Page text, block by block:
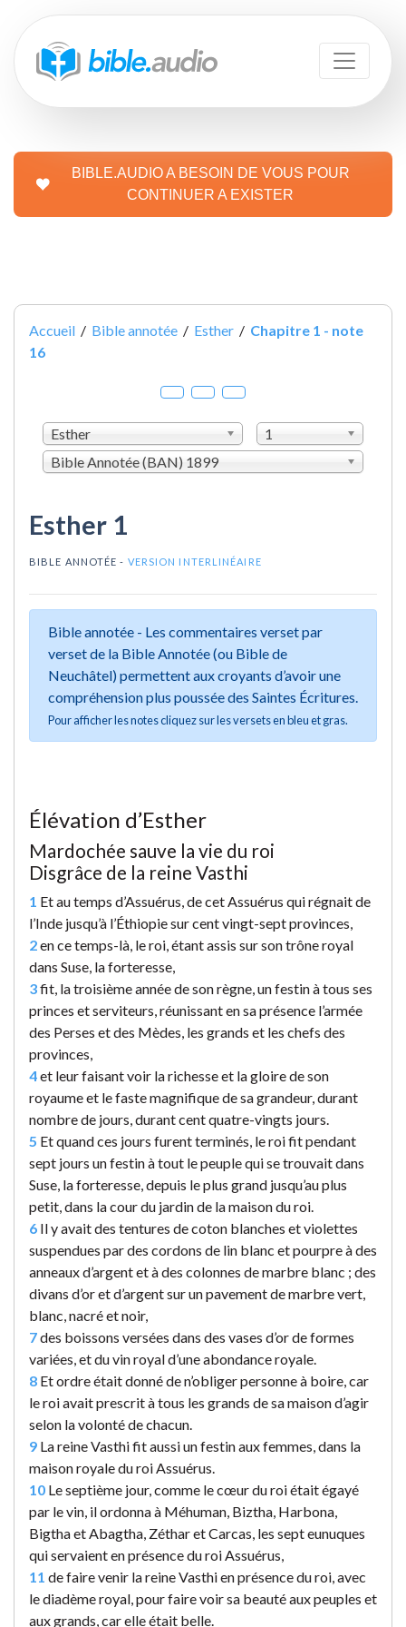
BIBLE.AUDIO A BESOIN DE VOUS POUR
CONTINUER A EXISTER
Accueil / Bible annotée / Esther / Chapitre 1 - note
16
Esther
1
Bible Annotée (BAN) 1899
Esther 1
BIBLE ANNOTÉE - VERSION INTERLINÉAIRE
Bible annotée - Les commentaires verset par
verset de la Bible Annotée (ou Bible de
Neuchâtel) permettent aux croyants d’avoir une
compréhension plus poussée des Saintes Écritures.
Pour afficher les notes cliquez sur les versets en bleu et gras.
Élévation d’Esther
Mardochée sauve la vie du roi
Disgrâce de la reine Vasthi
1 Et au temps d’Assuérus, de cet Assuérus qui régnait de
l’Inde jusqu’à l’Éthiopie sur cent vingt-sept provinces,
2en ce temps-là, le roi, étant assis sur son trône royal
dans Suse, la forteresse,
3fit, la troisième année de son règne, un festin à tous ses
princes et serviteurs, réunissant en sa présence l’armée
des Perses et des Mèdes, les grands et les chefs des
provinces,
4et leur faisant voir la richesse et la gloire de son
royaume et le faste magnifique de sa grandeur, durant
nombre de jours, durant cent quatre-vingts jours.
5 Et quand ces jours furent terminés, le roi fit pendant
sept jours un festin à tout le peuple qui se trouvait dans
Suse, la forteresse, depuis le plus grand jusqu’au plus
petit, dans la cour du jardin de la maison du roi.
6 Il y avait des tentures de coton blanches et violettes
suspendues par des cordons de lin blanc et pourpre à des
anneaux d’argent et à des colonnes de marbre blanc ; des
divans d’or et d’argent sur un pavement de marbre vert,
blanc, nacré et noir,
7des boissons versées dans des vases d’or de formes
variées, et du vin royal d’une abondance royale.
8 Et ordre était donné de n’obliger personne à boire, car
le roi avait prescrit à tous les grands de sa maison d’agir
selon la volonté de chacun.
9 La reine Vasthi fit aussi un festin aux femmes, dans la
maison royale du roi Assuérus.
10 Le septième jour, comme le cœur du roi était égayé
par le vin, il ordonna à Méhuman, Biztha, Harbona,
Bigtha et Abagtha, Zéthar et Carcas, les sept eunuques
qui servaient en présence du roi Assuérus,
11 de faire venir la reine Vasthi en présence du roi, avec
le diadème royal, pour faire voir sa beauté aux peuples et
aux grands, car elle était belle.